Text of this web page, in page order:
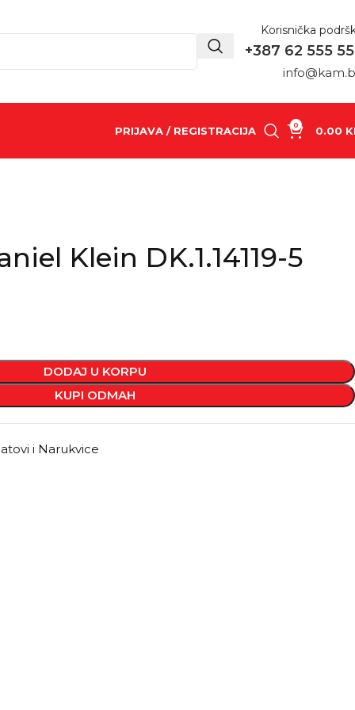
Korisnička
+387 62 555
PRIJAVA / REGISTRACIJA 0 0.00
Klein DK.1.14119-5
DODAJ U KORPU
KUPI ODMAH
i Narukvice